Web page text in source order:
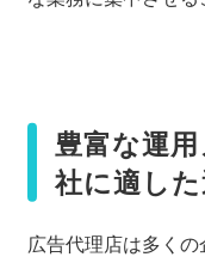
豊富な運
社に適し
広告代理店は多く